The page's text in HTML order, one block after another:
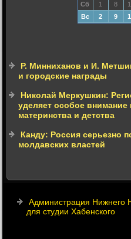
Сб
1 8
Вс
2 9
Р. Минниханов и И.
и городские награды
Николай Меркушкин:
уделяет особое
материнства и детства
Канду: Россия серьезно
молдавских властей
Администрация Нижнего
для студии Хабенского